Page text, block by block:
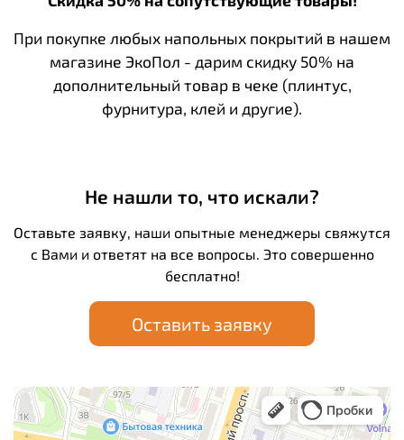
При покупке любых напольных покрытий в нашем
магазине ЭкоПол - дарим скидку 50% на
дополнительный товар в чеке (плинтус,
фурнитура, клей и другие).
Не нашли то, что искали?
Оставьте заявку, наши опытные менеджеры свяжутся
с Вами и ответят на все вопросы. Это совершенно
бесплатно!
Оставить заявку